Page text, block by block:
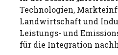
Technologien,
Landwirtschaft und
Leistungs- und
für die Integration